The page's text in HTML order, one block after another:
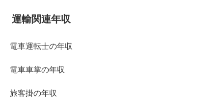
運輸関連年収
電車運転士の年収
電車車掌の年収
旅客掛の年収